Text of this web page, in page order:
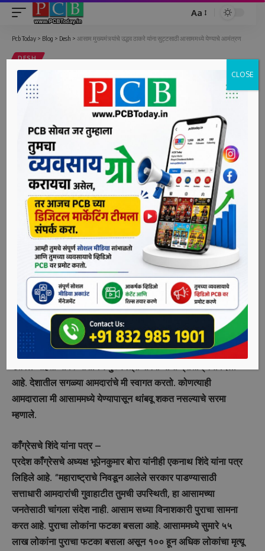
Font
Resizer
Aa
Pcb Today > Blog > Desh > आसाम मुख्यमंत्र्यांचे उद्धव ठाकरे यांना सुट्टसाठी आसाममध्ये येण्याचे आमंत्रण
DESH
आसाम मुख्यमंत्र्यांचे उद्धव ठाकरे यांना
सुट्टसाठी आसाममध्ये येण्याचे आमंत्रण
Last updated: June 24, 2022 5:10 pm
bpcauthor
2 Min Read
गुवाहाटी, दि. २४ (पीसीबी) – महाराष्ट्रात सुरू असलेल्या राजकीय
संकटाच्या पार्श्वभूमीवर आसामचे मुख्यमंत्री हिमंत बिस्वा सरमा यांनी
मुख्यमंत्री उद्धव ठाकरे यांना सुट्टसाठी आसाममध्ये येण्याचे आमंत्रण
दिले आहे. सरमा म्हणाले, “मी देशातील सर्व आमदारांना आसाममध्ये
येण्याचे निमंत्रण देतो. जर बंडखोर आमदार दीर्घकाळ आसाममध्ये राहिले
तर माझ्यासाठी ही चांगली गोष्ट आहे”. मी महाराष्ट्राचे मुख्यमंत्री उद्धव
ठाकरे यांनाही सुट्टीसाठी आसाममध्ये येण्याचे निमंत्रण देत असल्याचे
सरमा म्हणाले.
गुवाहाटीमधील हॉटेलमध्ये एकनाथ शिंदेसोबत शिवसेनेचे इतर बंडखोर नेते
उतरले आहेत. यावर आसामचे मुख्यमंत्री सरमा यांनी प्रतिक्रिया दिली
आहे. देशातील सगळ्या आमदारांचे मी स्वागत करतो. कोणत्याही
आमदाराला मी आसाममध्ये येण्यापासून थांबवू शकत नसल्याचे सरमा
म्हणाले.
काँग्रेसचे शिंदे यांना पत्र –
प्रदेश काँग्रेसचे अध्यक्ष भूपेनकुमार बोरा यांनीही एकनाथ शिंदे यांना पत्र
लिहिले आहे. “महाराष्ट्राचे निवडून आलेले सरकार पाडण्यासाठी
सत्ताधारी आमदारांची गुवाहाटीत तुमची उपस्थिती, हा आसामच्या
जनतेसाठी चांगला संदेश नाही. आसाम सध्या विनाशकारी पुराचा सामना
करत आहे. पुराचा लोकांना फटका बसला आहे. आसाममध्ये सुमारे ५५
लाख लोकांना पुराचा फटका बसला असून १०० हून अधिक लोकांचा मृत्यू
CLOSE